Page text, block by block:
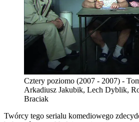
Cztery poziomo (2007 - 2007) -
Arkadiusz Jakubik, Lech Dyblik,
Braciak
Twórcy tego serialu komediowego